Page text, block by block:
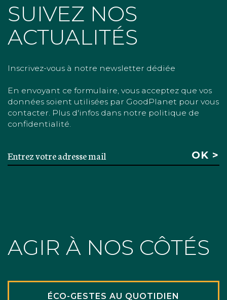
SUIVEZ NOS
ACTUALITÉS
Inscrivez-vous à notre newsletter dédiée
En envoyant ce formulaire, vous acceptez que vos
données soient utilisées par GoodPlanet pour vous
contacter. Plus d'infos dans notre politique de
confidentialité.
AGIR À NOS CÔTÉS
ÉCO-GESTES AU QUOTIDIEN